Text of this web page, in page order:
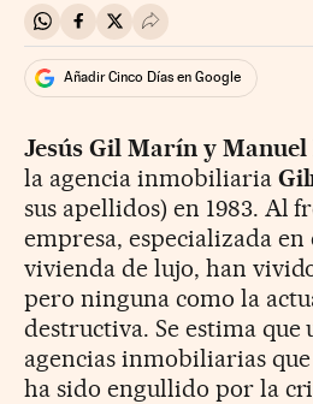
Compartir en Whatsapp
Compartir en Facebook
Compartir en Twitter
Desplegar Redes
Añadir Cinco Días en Google
Jesús Gil Marín y
la agencia inmobiliaria
sus apellidos) en 1983. Al
empresa, especializada
vivienda de lujo, han
pero ninguna como la
destructiva. Se estima que
agencias inmobiliarias
ha sido engullido por la